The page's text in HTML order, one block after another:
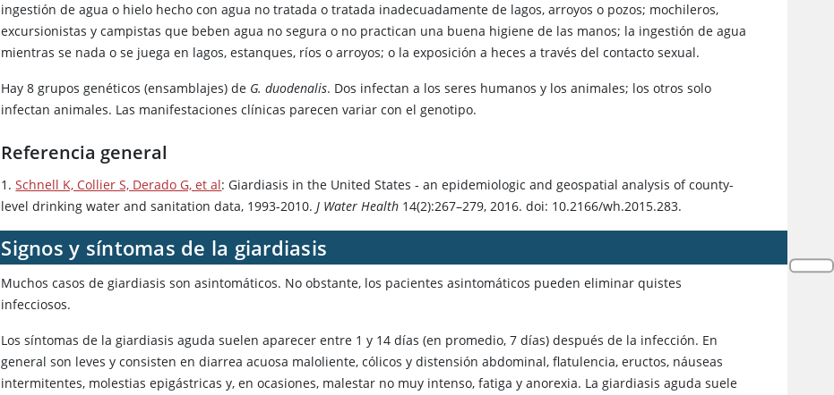
ingestión de agua o hielo hecho con agua no tratada o tratada inadecuadamente de lagos, arroyos o pozos; mochileros,
excursionistas y campistas que beben agua no segura o no practican una buena higiene de las manos; la ingestión de agua
mientras se nada o se juega en lagos, estanques, ríos o arroyos; o la exposición a heces a través del contacto sexual.
Hay 8 grupos genéticos (ensamblajes) de G. duodenalis. Dos infectan a los seres humanos y los animales; los otros solo
infectan animales. Las manifestaciones clínicas parecen variar con el genotipo.
Referencia general
1.Schnell K, Collier S, Derado G, et al: Giardiasis in the United States - an epidemiologic and geospatial analysis of county-
level drinking water and sanitation data, 1993-2010.J Water Health 14(2):267–279, 2016. doi: 10.2166/wh.2015.283.
Signos y síntomas de la giardiasis
Muchos casos de giardiasis son asintomáticos. No obstante, los pacientes asintomáticos pueden eliminar quistes
infecciosos.
Los síntomas de la giardiasis aguda suelen aparecer entre 1 y 14 días (en promedio, 7 días) después de la infección. En
general son leves y consisten en diarrea acuosa maloliente, cólicos y distensión abdominal, flatulencia, eructos, náuseas
intermitentes, molestias epigástricas y, en ocasiones, malestar no muy intenso, fatiga y anorexia. La giardiasis aguda suele